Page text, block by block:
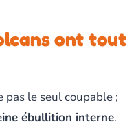
ont tout
pas le seul coupable ;
ébullition interne.